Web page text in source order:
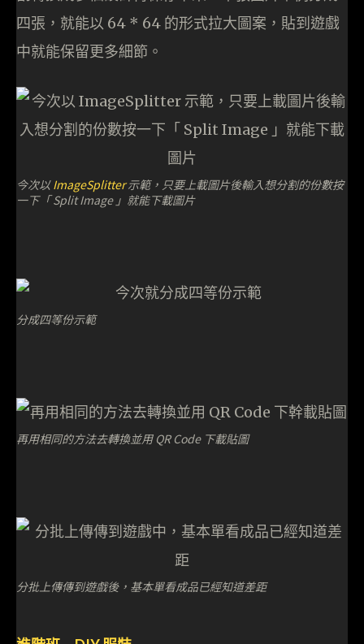
四張，就能以 64 * 64 的形式拉大圖案，貼到遊戲
中就能保留更多細節。
今次以ImageSplitter示範，只要上載圖片後輸入想分割的份數按
一下「 Split Image 」就能下載圖片
分成四等份示範
再用相同的方法去轉換並用 QR Code 下載貼圖
分批上傳傳到遊戲後，基本單看成品已經知道差距